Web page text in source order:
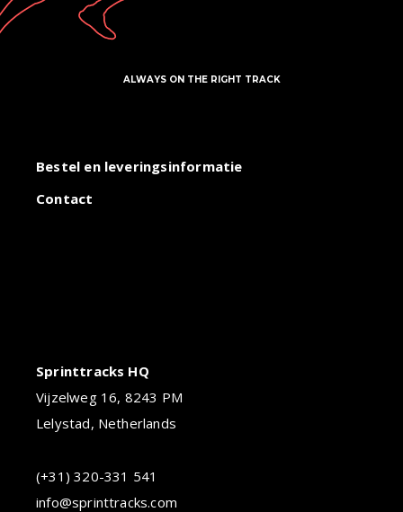
ALWAYS ON THE RIGHT TRACK
Sprinttracks HQ
Vijzelweg 16, 8243 PM
Lelystad, Netherlands
(+31) 320-331 541
info@sprinttracks.com
Bestel en leveringsinformatie
Contact